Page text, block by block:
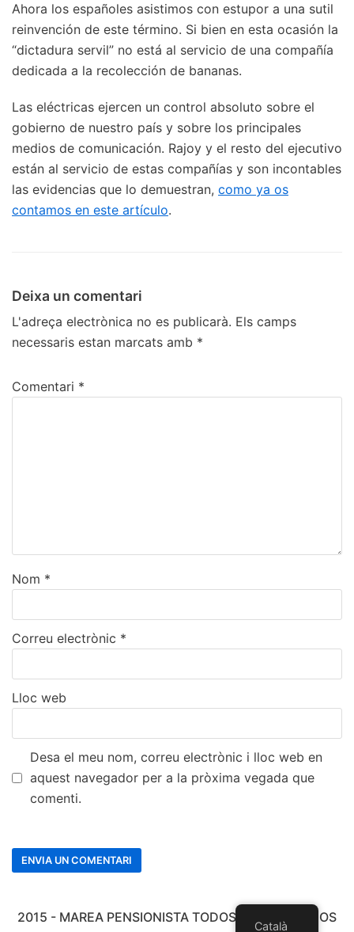
Ahora los españoles asistimos con estupor a una sutil
reinvención de este término. Si bien en esta ocasión la
“dictadura servil” no está al servicio de una compañía
dedicada a la recolección de bananas.
Las eléctricas ejercen un control absoluto sobre el
gobierno de nuestro país y sobre los principales
medios de comunicación. Rajoy y el resto del ejecutivo
están al servicio de estas compañías y son incontables
las evidencias que lo demuestran, como ya os
contamos en este artículo.
Deixa un comentari
L'adreça electrònica no es publicarà. Els camps
necessaris estan marcats amb *
Comentari *
Nom *
Correu electrònic *
Lloc web
Desa el meu nom, correu electrònic i lloc web en
aquest navegador per a la pròxima vegada que
comenti.
2015 - MAREA PENSIONISTA TODOS LOS DERECHOS
Català